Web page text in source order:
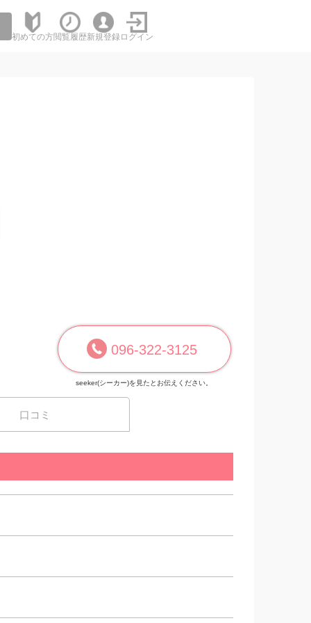
初めての方閲覧履歴新規登録 ログイン
096-322-3125
seeker(シーカー)を見たとお伝えください。
口コミ